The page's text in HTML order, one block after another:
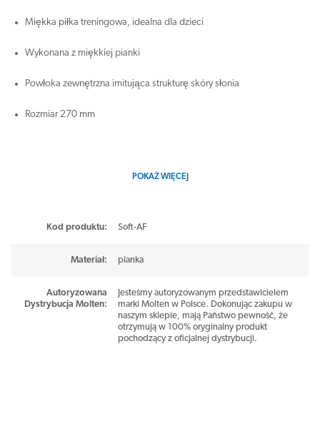
Miękka piłka treningowa, idealna dla dzieci
Wykonana z miękkiej pianki
Powłoka zewnętrzna imitująca strukturę skóry słonia
Rozmiar 270 mm
POKAŻ WIĘCEJ
Kod produktu: Soft-AF
Materiał: pianka
Autoryzowana
Dystrybucja Molten:
Jesteśmy autoryzowanym przedstawicielem
marki Molten w Polsce. Dokonując zakupu w
naszym sklepie, mają Państwo pewność, że
otrzymują w 100% oryginalny produkt
pochodzący z oficjalnej dystrybucji.